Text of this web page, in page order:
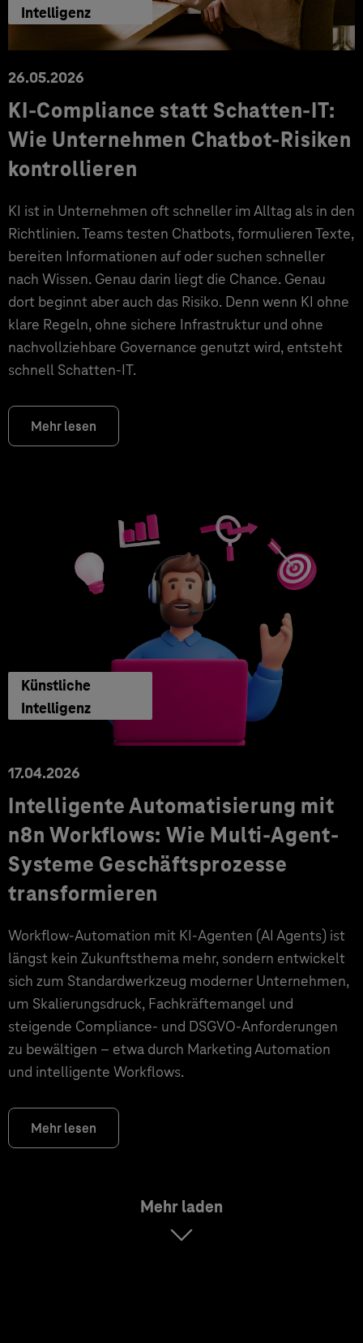
Intelligenz
26.05.2026
KI-Compliance statt Schatten-IT:
Wie Unternehmen Chatbot-Risiken
kontrollieren
KI ist in Unternehmen oft schneller im Alltag als in den
Richtlinien. Teams testen Chatbots, formulieren Texte,
bereiten Informationen auf oder suchen schneller
nach Wissen. Genau darin liegt die Chance. Genau
dort beginnt aber auch das Risiko. Denn wenn KI ohne
klare Regeln, ohne sichere Infrastruktur und ohne
nachvollziehbare Governance genutzt wird, entsteht
schnell Schatten-IT.
Mehr lesen
Künstliche
Intelligenz
17.04.2026
Intelligente Automatisierung mit
n8n Workflows: Wie Multi-Agent-
Systeme Geschäftsprozesse
transformieren
Workflow-Automation mit KI-Agenten (AI Agents) ist
längst kein Zukunftsthema mehr, sondern entwickelt
sich zum Standardwerkzeug moderner Unternehmen,
um Skalierungsdruck, Fachkräftemangel und
steigende Compliance- und DSGVO-Anforderungen
zu bewältigen – etwa durch Marketing Automation
und intelligente Workflows.
Mehr lesen
Mehr laden